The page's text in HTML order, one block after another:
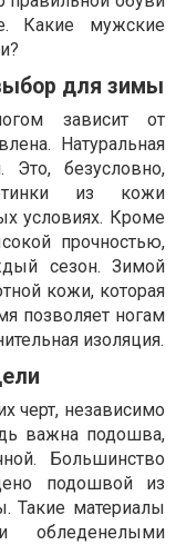
Какие мужские
для зимы
зависит от
Натуральная
безусловно,
из кожи
условиях. Кроме
прочностью,
сезон. Зимой
кожи, которая
позволяет ногам
изоляция.
черт, независимо
важна подошва,
Большинство
подошвой из
Такие материалы
обледенелыми